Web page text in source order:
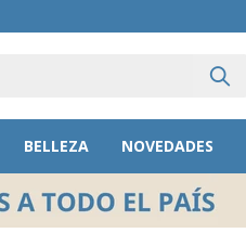
BELLEZA NOVEDADES